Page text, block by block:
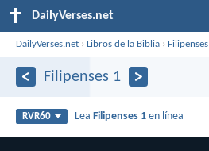
DailyVerses.net
DailyVerses.net ›Libros de la Biblia ›Filipenses
Filipenses 1
RVR60 Lea Filipenses 1 en línea